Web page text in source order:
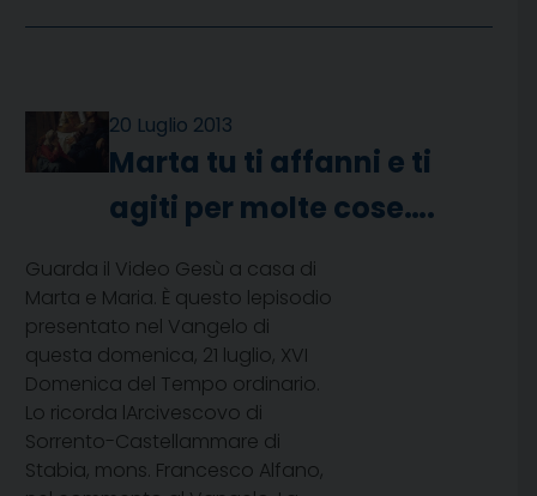
20 Luglio 2013
Marta tu ti affanni e ti
agiti per molte cose….
Guarda il Video Gesù a casa di
Marta e Maria. È questo lepisodio
presentato nel Vangelo di
questa domenica, 21 luglio, XVI
Domenica del Tempo ordinario.
Lo ricorda lArcivescovo di
Sorrento-Castellammare di
Stabia, mons. Francesco Alfano,